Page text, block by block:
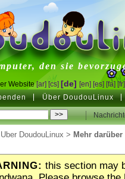
den sie
Website [ar] [cs] [de] [en] [es] [fa] [fr]
Über DoudouLinux
Über DoudouLinux > Mehr darüber
this section may